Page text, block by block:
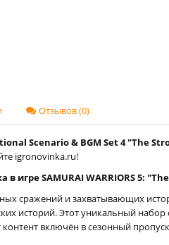
Отзывов (0)
Scenario & BGM Set 4 "The
igronovinka.ru!
игре SAMURAI WARRIORS 5:
сражений и захватывающих
историй. Этот уникальный
контент включён в сезонный